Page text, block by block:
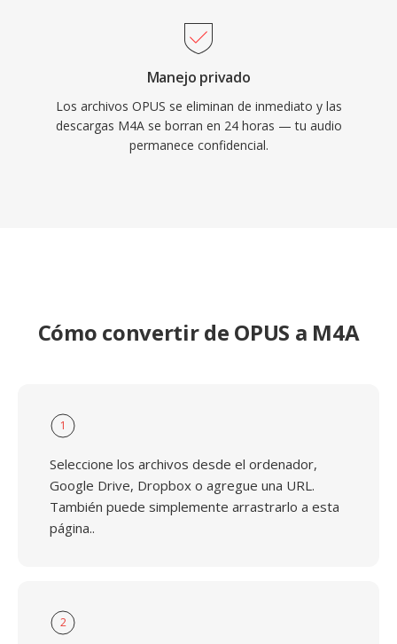
Manejo privado
Los archivos OPUS se eliminan de inmediato y las
descargas M4A se borran en 24 horas — tu audio
permanece confidencial.
Cómo convertir de OPUS a M4A
1
Seleccione los archivos desde el ordenador,
Google Drive, Dropbox o agregue una URL.
También puede simplemente arrastrarlo a esta
página..
2